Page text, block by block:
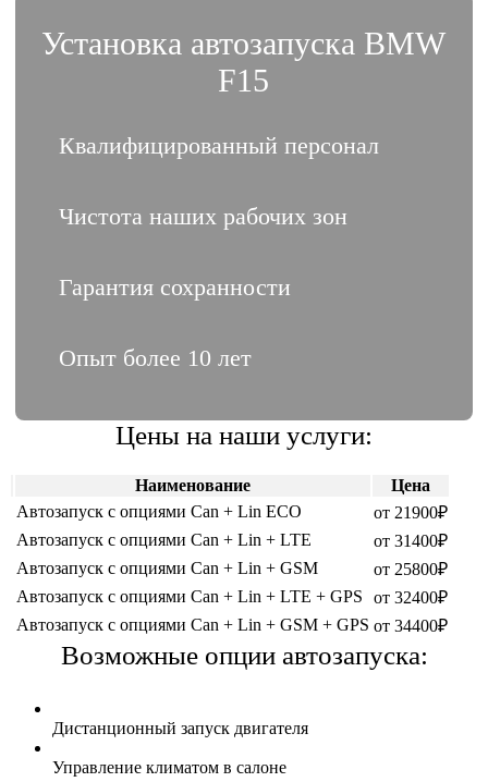
Установка автозапуска BMW
F15
Квалифицированный персонал
Чистота наших рабочих зон
Гарантия сохранности
Опыт более 10 лет
Цены на наши услуги:
Наименование
Цена
Автозапуск с опциями Can + Lin ECO
от 21900₽
Автозапуск с опциями Can + Lin + LTE
от 31400₽
Автозапуск с опциями Can + Lin + GSM
от 25800₽
Автозапуск с опциями Can + Lin + LTE + GPS
от 32400₽
Автозапуск с опциями Can + Lin + GSM + GPS от 34400₽
Возможные опции автозапуска:
Дистанционный запуск двигателя
Управление климатом в салоне